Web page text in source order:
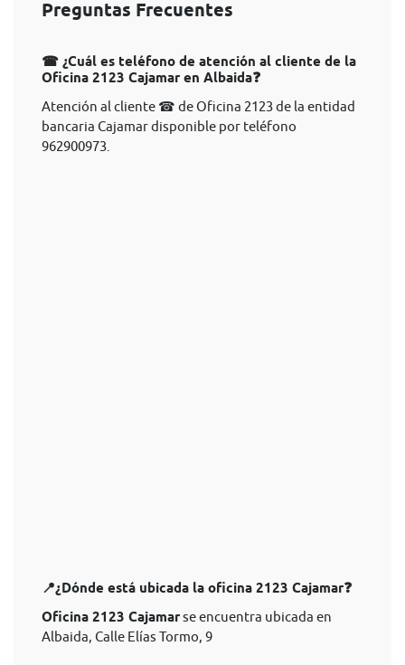
Preguntas Frecuentes
☎ ¿Cuál es teléfono de atención al cliente de la
Oficina 2123 Cajamar en Albaida❓
Atención al cliente ☎ de Oficina 2123 de la entidad
bancaria Cajamar disponible por teléfono
962900973.
📍¿Dónde está ubicada la oficina 2123 Cajamar❓
Oficina 2123 Cajamarse encuentra ubicada en
Albaida, Calle Elías Tormo, 9